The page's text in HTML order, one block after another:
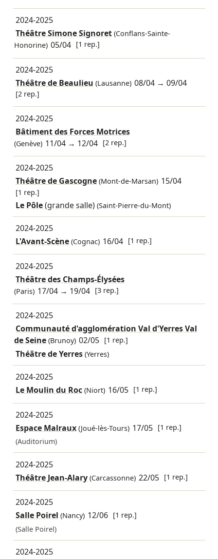
2024-2025
Théâtre Simone Signoret(Conflans-Sainte-
Honorine) 05/04 [1 rep.]
2024-2025
Théâtre de Beaulieu (Lausanne) 08/04 →09/04
[2 rep.]
2024-2025
Bâtiment des Forces Motrices
(Genève) 11/04 → 12/04 [2 rep.]
2024-2025
Théâtre de Gascogne(Mont-de-Marsan) 15/04
[1 rep.]
Le Pôle(grande salle) (Saint-Pierre-du-Mont)
2024-2025
L'Avant-Scène(Cognac) 16/04 [1 rep.]
2024-2025
Théâtre des Champs-Élysées
(Paris) 17/04 → 19/04 [3 rep.]
2024-2025
Communauté d'agglomération Val d'Yerres Val
de Seine(Brunoy) 02/05 [1 rep.]
Théâtre de Yerres (Yerres)
2024-2025
Le Moulin du Roc(Niort) 16/05 [1 rep.]
2024-2025
Espace Malraux(Joué-lès-Tours) 17/05 [1 rep.]
(Auditorium)
2024-2025
Théâtre Jean-Alary(Carcassonne) 22/05 [1 rep.]
2024-2025
Salle Poirel (Nancy) 12/06 [1 rep.]
(Salle Poirel)
2024-2025